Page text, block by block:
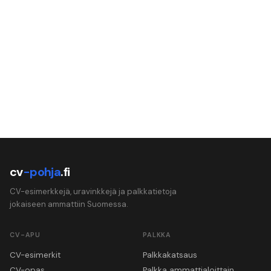
cv-pohja.fi
CV-esimerkkejä, uravinkkejä ja palkkatietoja
jokaiseen ammattiin Suomessa.
CV-APU
CV-esimerkit
PALKKA
Palkkakatsaus